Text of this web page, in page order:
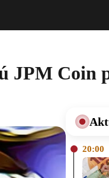
JPM Coin
20:00